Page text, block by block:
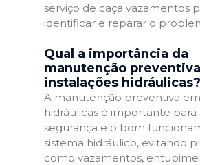
serviço de caça vazamentos
identificar e reparar o
Qual a importância da
manutenção
instalações hidráulicas?
A manutenção preventiva
hidráulicas é importante para
segurança e o bom
sistema hidráulico, evitando
como vazamentos,